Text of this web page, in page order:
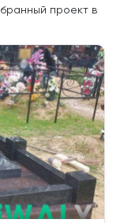
проект в